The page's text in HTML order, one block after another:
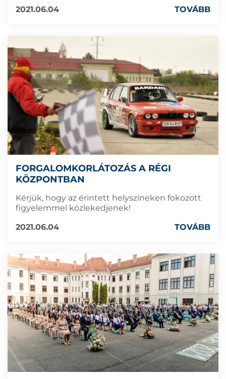
2021.06.04 TOVÁBB
FORGALOMKORLÁTOZÁS A RÉGI
KÖZPONTBAN
Kérjük, hogy az érintett helyszíneken fokozott
figyelemmel közlekedjenek!
2021.06.04
TOVÁBB